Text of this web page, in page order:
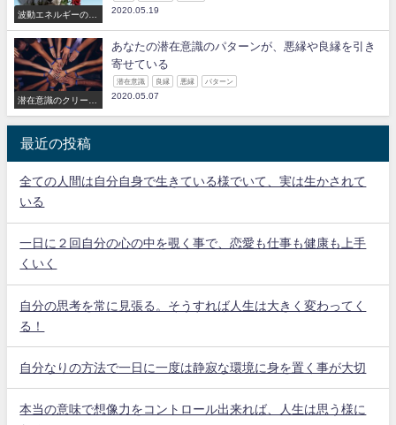
波動エネルギーの法
2020.05.19
潜在意識のクリーニ
あなたの潜在意識のパターンが、悪縁や良縁を引き
寄せている
潜在意識 良縁 悪縁 パターン
2020.05.07
最近の投稿
全ての人間は自分自身で生きている様でいて、実は生かされて
いる
一日に２回自分の心の中を覗く事で、恋愛も仕事も健康も上手
くいく
自分の思考を常に見張る。そうすれば人生は大きく変わってく
る！
自分なりの方法で一日に一度は静寂な環境に身を置く事が大切
本当の意味で想像力をコントロール出来れば、人生は思う様に